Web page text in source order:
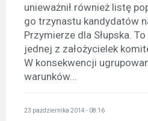
unieważnił również listę
go trzynastu kandydatów
Przymierze dla Słupska.
jednej z założycielek
W konsekwencji
warunków...
23 października 2014 - 08:16